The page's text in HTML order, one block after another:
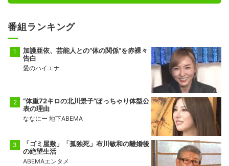
番組ランキング
加護亜依、芸能人との“体の関係”を赤裸々
告白
愛のハイエナ
“体重72キロの北川景子”ぽっちゃり体型公
表の理由
ななにー 地下ABEMA
「ゴミ屋敷」「孤独死」布川敏和の離婚後
の絶望生活
ABEMAエンタメ